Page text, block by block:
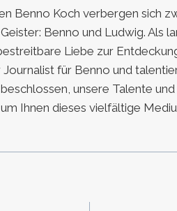
Benno Koch verbergen sich
Benno und Ludwig. Als
Liebe zur
Journalist für Benno und
unsere Talente
Ihnen dieses vielfältige